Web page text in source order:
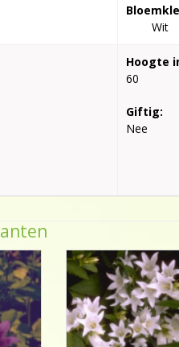
Wit
Hoogte
60
Giftig:
Nee